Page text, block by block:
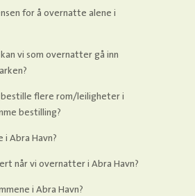
for å overnatte alene i
vi som overnatter gå inn
bestille flere rom/leiligheter i
bestilling?
i Abra Havn?
når vi overnatter i Abra Havn?
i Abra Havn?